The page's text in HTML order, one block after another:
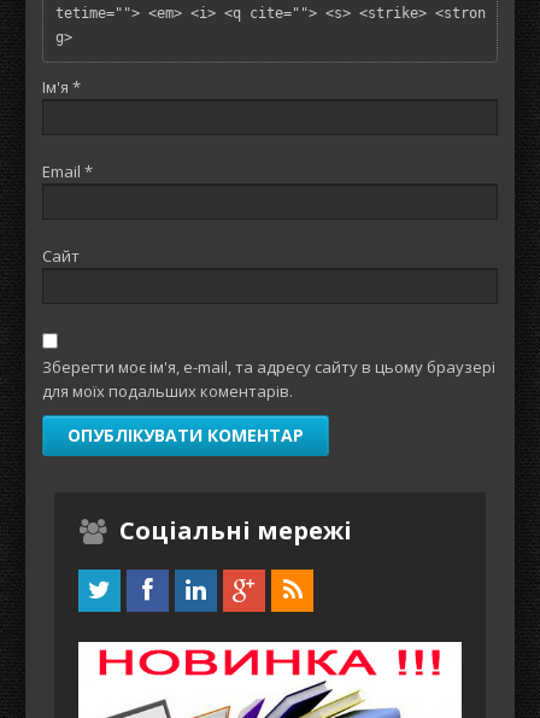
tetime=""> <em> <i> <q cite=""> <s> <strike> <stron
g>
Ім'я *
Email *
Сайт
Зберегти моє ім'я, e-mail, та адресу сайту в цьому браузері
для моїх подальших коментарів.
Соціальні мережі